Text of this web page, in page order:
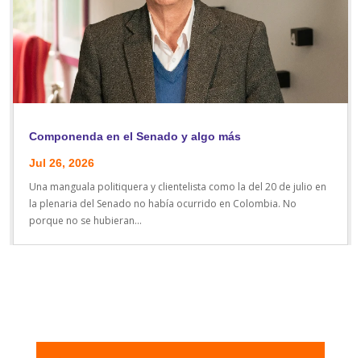
Componenda en el Senado y algo más
Jul 26, 2026
Una manguala politiquera y clientelista como la del 20 de julio en
la plenaria del Senado no había ocurrido en Colombia. No
porque no se hubieran...